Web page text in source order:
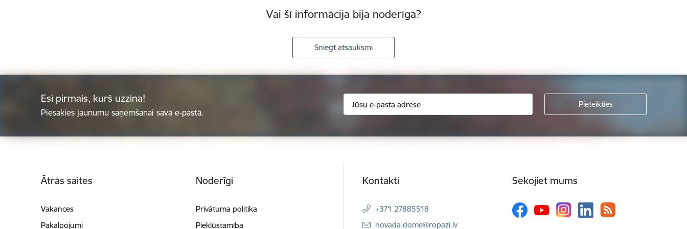
Vai šī informācija bija noderīga?
Sniegt atsauksmi
Esi pirmais, kurš uzzina!
Piesakies jaunumu saņemšanai savā e-pastā.
Ātrās saites
Vakances
Pakalpojumi
Noderīgi
Privātuma politika
Piekļūstamība
Kontakti
+371 27885518
E-pasts:
novada.dome@ropazi.lv
Sekojiet mums